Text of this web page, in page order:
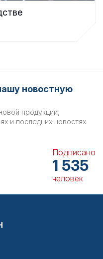
новостную
продукции,
и последних новостях
Подписано
1 535
человек